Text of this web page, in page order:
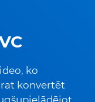
ko
konvertēt